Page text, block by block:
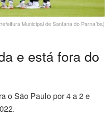
Municipal de Santana do Parnaíba)
e está fora do
o São Paulo por 4 a 2 e